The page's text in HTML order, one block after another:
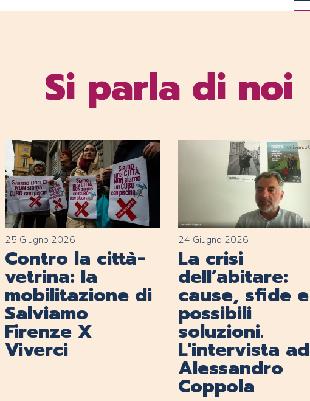
Si parla di noi
25 Giugno 2026
Contro la città-
vetrina: la
mobilitazione di
Salviamo
Firenze X
Viverci
24 Giugno 2026
La crisi
dell’abitare:
cause, sfide e
possibili
soluzioni.
L'intervista ad
Alessandro
Coppola